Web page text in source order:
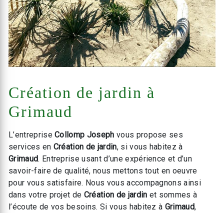
Création de jardin à
Grimaud
L’entrepriseCollomp Joseph vous propose ses
services en Création de jardin, si vous habitez à
Grimaud. Entreprise usant d’une expérience et d’un
savoir-faire de qualité, nous mettons tout en oeuvre
pour vous satisfaire. Nous vous accompagnons ainsi
dans votre projet de Création de jardin et sommes à
l’écoute de vos besoins. Si vous habitez à Grimaud,